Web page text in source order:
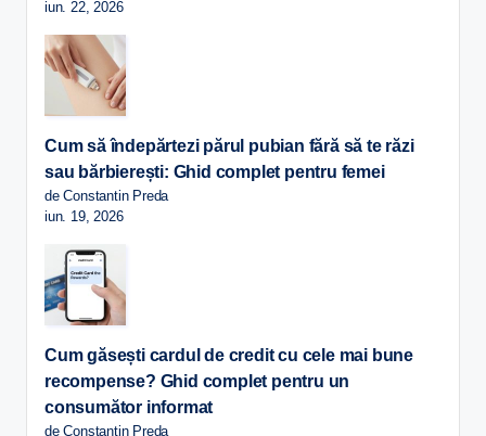
iun. 22, 2026
Cum să îndepărtezi părul pubian fără să te răzi
sau bărbierești: Ghid complet pentru femei
de Constantin Preda
iun. 19, 2026
Cum găsești cardul de credit cu cele mai bune
recompense? Ghid complet pentru un
consumător informat
de Constantin Preda